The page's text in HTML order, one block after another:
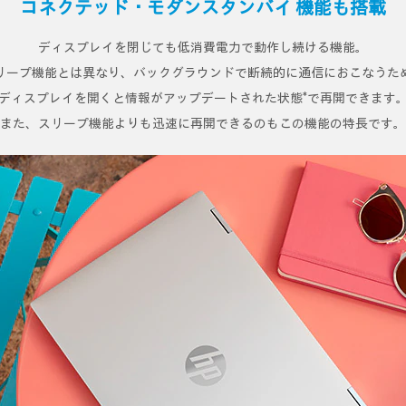
コネクテッド・モダンスタンバイ 機能も搭載
ディスプレイを閉じても低消費電力で動作し続ける機能。
ープ機能とは異なり、バックグラウンドで断続的に通信におこなうた
ィスプレイを開くと情報がアップデートされた状態*で再開できます
また、スリープ機能よりも迅速に再開できるのもこの機能の特長です。